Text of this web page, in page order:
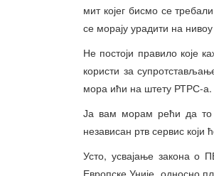
мит којег бисмо се
се морају урадити на
Не постоји правило које
користи за
мора ићи на штету РТРС-а.
Ја вам морам рећи да то
независан ртв сервис
Усто, усвајање закона о
Европске Уније, односно